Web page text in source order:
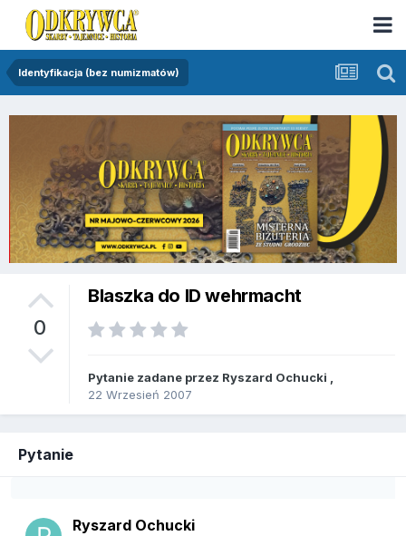
Identyfikacja (bez numizmatów)
0
Blaszka do ID wehrmacht
Pytanie zadane przez Ryszard Ochucki
22 Wrzesień 2007
Pytanie
Ryszard Ochucki